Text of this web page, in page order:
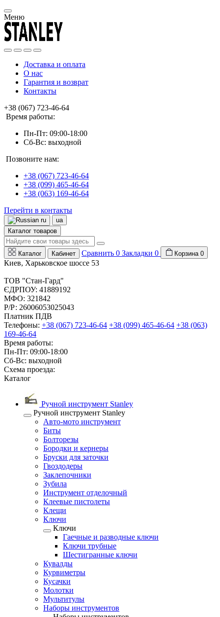
Меню
Доставка и оплата
О нас
Гарантия и возврат
Контакты
+38 (067) 723-46-64
Время работы:
Пн-Пт: 09:00-18:00
Сб-Вс: выходной
Позвоните нам:
+38 (067) 723-46-64
+38 (099) 465-46-64
+38 (063) 169-46-64
Перейти в контакты
ru
ua
Каталог товаров
Каталог Кабинет Сравнить 0 Закладки 0 Корзина 0
Киев, Харьковское шоссе 53
ТОВ "Стан-Гард"
ЄДРПОУ: 41889192
МФО: 321842
Р/Р: 26006053025043
Платник ПДВ
Телефоны: +38 (067) 723-46-64 +38 (099) 465-46-64 +38 (063)
169-46-64
Время работы:
Пн-Пт: 09:00-18:00
Сб-Вс: выходной
Схема проезда:
Каталог
Ручной инструмент Stanley
Ручной инструмент Stanley
Авто-мото инструмент
Биты
Болторезы
Бородки и кернеры
Бруски для заточки
Гвоздодеры
Заклепочники
Зубила
Инструмент отделочный
Клеевые пистолеты
Клещи
Ключи
Ключи
Гаечные и разводные ключи
Ключи трубные
Шестигранные ключи
Кувалды
Курвиметры
Кусачки
Молотки
Мультитулы
Наборы инструментов